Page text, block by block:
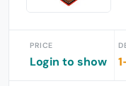
PRICE
Login to show